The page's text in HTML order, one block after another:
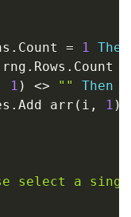
. Count = 1
Then
rng . Rows . Count
1 ) <> ""
Then
. Add arr ( i , 1 )
select a